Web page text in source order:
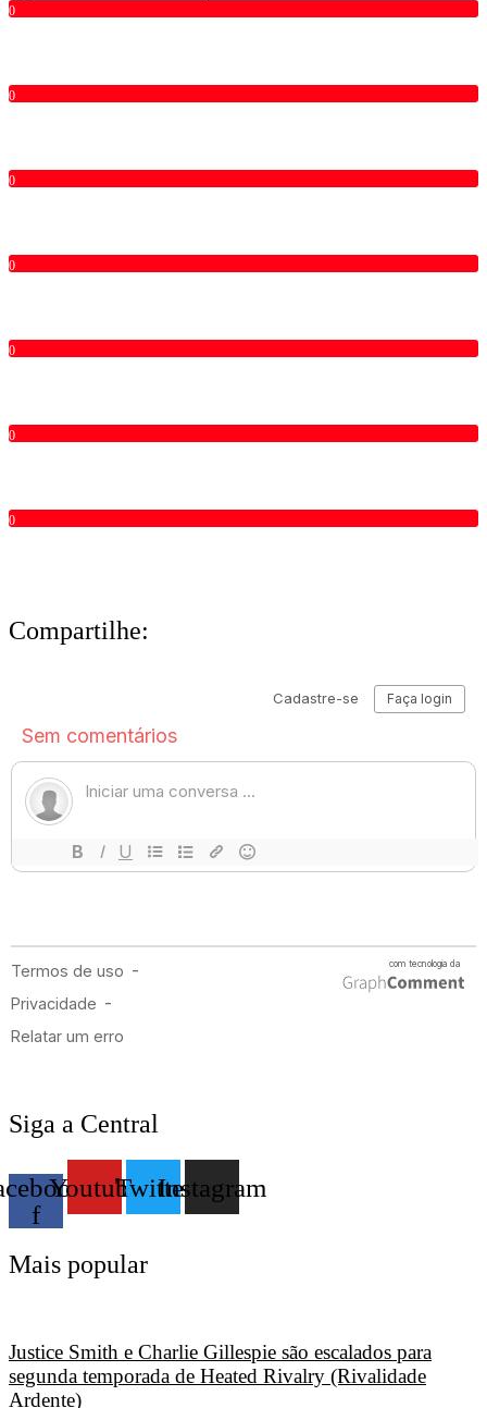
0
0
0
0
0
0
0
Compartilhe:
Siga a Central
f
YoutubeTwitterInstagram
Mais popular
Justice Smith e Charlie Gillespie são escalados para
segunda temporada de Heated Rivalry (Rivalidade
Ardente)